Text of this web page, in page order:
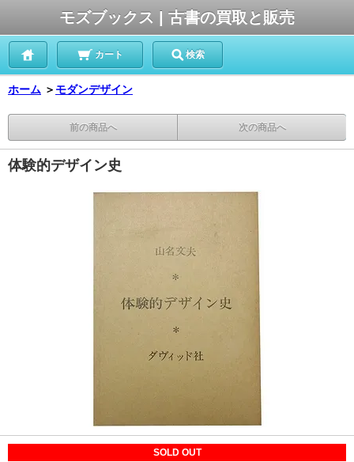
モズブックス | 古書の買取と販売
カート 検索
ホーム ＞ モダンデザイン
前の商品へ 次の商品へ
体験的デザイン史
SOLD OUT